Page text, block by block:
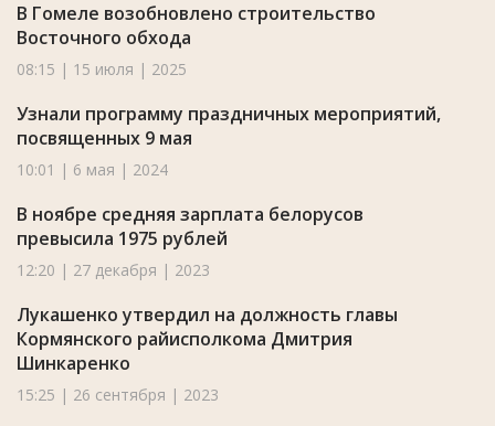
В Гомеле возобновлено строительство
Восточного обхода
08:15 | 15 июля | 2025
Узнали программу праздничных мероприятий,
посвященных 9 мая
10:01 | 6 мая | 2024
В ноябре средняя зарплата белорусов
превысила 1975 рублей
12:20 | 27 декабря | 2023
Лукашенко утвердил на должность главы
Кормянского райисполкома Дмитрия
Шинкаренко
15:25 | 26 сентября | 2023